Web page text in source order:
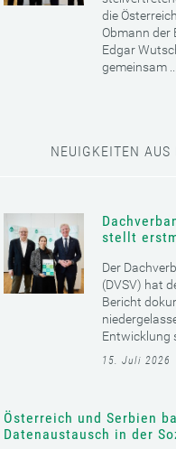
die
Obmann der
Edgar
gemeinsam ...
NEUIGKEITEN AUS
stellt
Der
(DVSV) hat
Bericht
Entwicklung
15. Juli 2026
Österreich und Serbien
Datenaustausch in der